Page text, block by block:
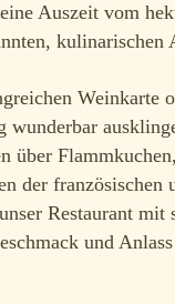
Auszeit vom
kulinarischen
Weinkarte
über
der französischen
Restaurant
und Anlass